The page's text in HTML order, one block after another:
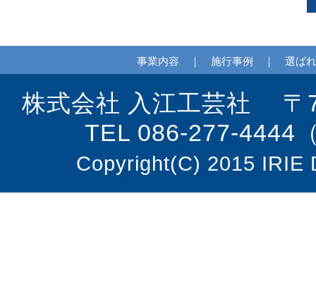
事業内容 ｜ 施行事例 ｜ 選ば
株式会社 入江工芸社
TEL 086-277-4444
Copyright(C) 2015 IRIE